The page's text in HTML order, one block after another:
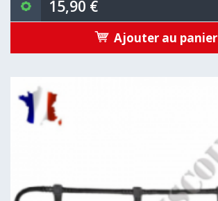
15,90 €
Ajouter au panier